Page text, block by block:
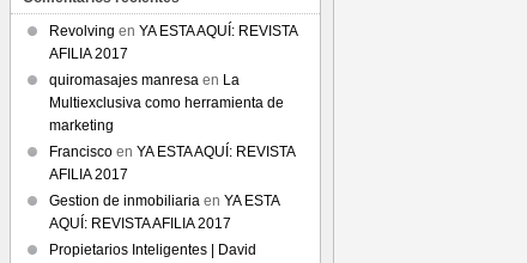
Revolving en YA ESTA AQUÍ: REVISTA
AFILIA 2017
quiromasajes manresa en La
Multiexclusiva como herramienta de
marketing
Francisco en YA ESTA AQUÍ: REVISTA
AFILIA 2017
Gestion de inmobiliaria en YA ESTA
AQUÍ: REVISTA AFILIA 2017
Propietarios Inteligentes | David